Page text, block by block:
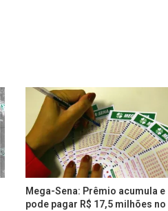
Mega-Sena: Prêmio acumula e
pode pagar R$ 17,5 milhões no